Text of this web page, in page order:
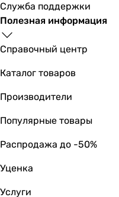
смеситель
смеситель
смеситель
смеситель
смеситель
смеситель
смеситель
смеситель
Тип поверхности
Служба поддержки
Полезная информация
Справочный центр
Каталог товаров
Производители
Популярные товары
Распродажа до -50%
Уценка
Услуги